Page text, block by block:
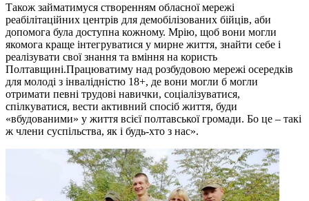
Також займатимуся створенням обласної мережі
реабілітаційних центрів для демобілізованих бійців, аби
допомога була доступна кожному. Мрію, щоб вони могли
якомога краще інтегруватися у мирне життя, знайти себе і
реалізувати свої знання та вміння на користь
Полтавщині.Працюватиму над розбудовою мережі осередків
для молоді з інвалідністю 18+, де вони могли б могли
отримати певні трудові навички, соціалізуватися,
спілкуватися, вести активний спосіб життя, буди
«вбудованими» у життя всієї полтавської громади. Бо це – такі
ж члени суспільства, як і будь-хто з нас».